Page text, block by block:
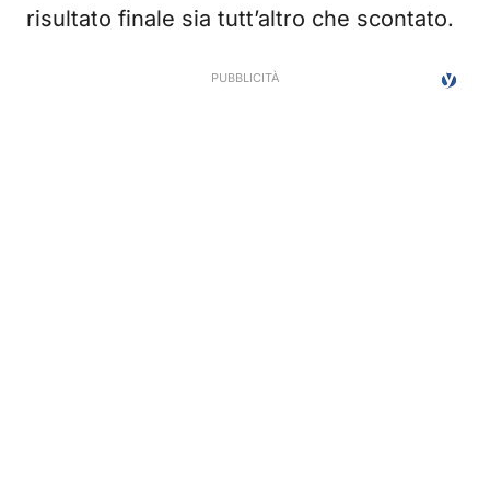
risultato finale sia tutt’altro che scontato.